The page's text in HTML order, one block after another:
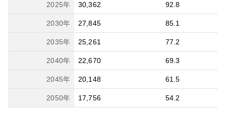
2025年 30,362 92.8
2030年 27,845 85.1
2035年 25,261 77.2
2040年 22,670 69.3
2045年 20,148 61.5
2050年 17,756 54.2